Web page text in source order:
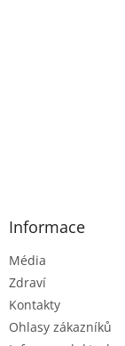
Informace
Média
Zdraví
Kontakty
Ohlasy zákazníků